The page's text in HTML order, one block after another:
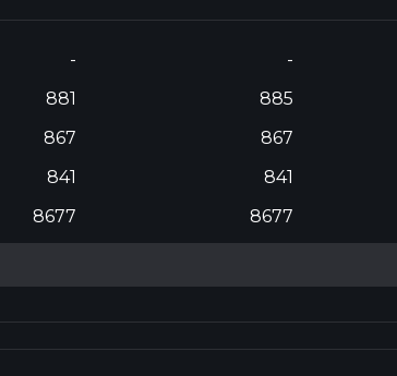
- -
881 885
867 867
841 841
8677 8677